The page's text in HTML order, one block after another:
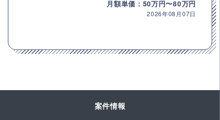
月額単価：50万円〜80万円
2026年08月07日
案件情報